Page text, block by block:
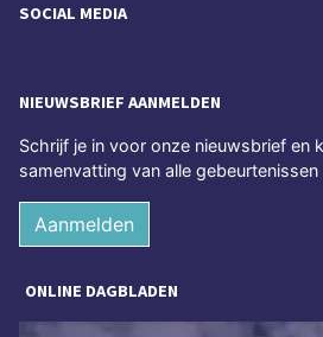
SOCIAL MEDIA
NIEUWSBRIEF AANMELDEN
Schrijf je in voor onze nieuwsbrief en
samenvatting van alle
Aanmelden
ONLINE DAGBLADEN